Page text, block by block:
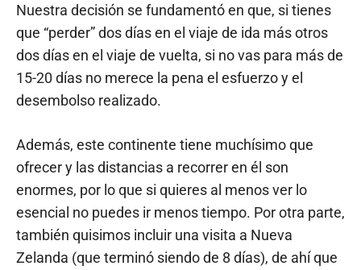
Nuestra decisión se fundamentó en que, si tienes
que “perder” dos días en el viaje de ida más otros
dos días en el viaje de vuelta, si no vas para más de
15-20 días no merece la pena el esfuerzo y el
desembolso realizado.
Además, este continente tiene muchísimo que
ofrecer y las distancias a recorrer en él son
enormes, por lo que si quieres al menos ver lo
esencial no puedes ir menos tiempo. Por otra parte,
también quisimos incluir una visita a Nueva
Zelanda (que terminó siendo de 8 días), de ahí que